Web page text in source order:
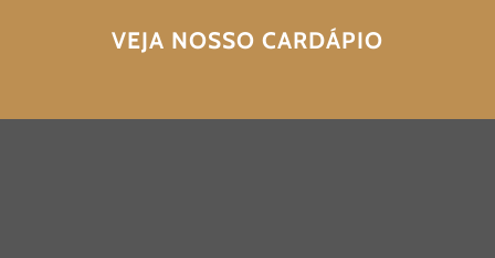
VEJA NOSSO CARDÁPIO